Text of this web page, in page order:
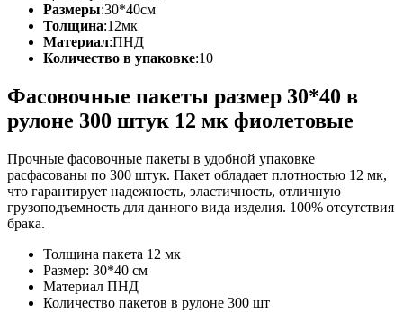
Размеры:30*40см
Толщина:12мк
Материал:ПНД
Количество в упаковке:10
Фасовочные пакеты размер 30*40 в
рулоне 300 штук 12 мк фиолетовые
Прочные фасовочные пакеты в удобной упаковке
расфасованы по 300 штук. Пакет обладает плотностью 12 мк,
что гарантирует надежность, эластичность, отличную
грузоподъемность для данного вида изделия. 100% отсутствия
брака.
Толщина пакета 12 мк
Размер: 30*40 см
Материал ПНД
Количество пакетов в рулоне 300 шт